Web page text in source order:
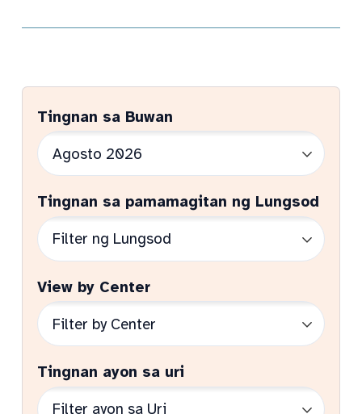
Tingnan sa Buwan
Tingnan sa pamamagitan ng Lungsod
View by Center
Tingnan ayon sa uri